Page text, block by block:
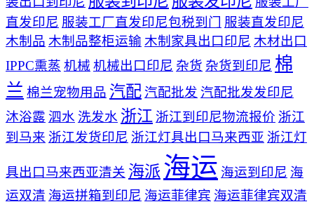
直发印尼 服装工厂直发印尼包税到门 服装直发印尼
木制品 木制品整柜运输 木制家具出口印尼 木材出口
IPPC熏蒸 机械 机械出口印尼 杂货 杂货到印尼 棉
兰 棉兰宠物用品 汽配汽配批发 汽配批发发印尼
沐浴露 泗水 洗发水 浙江 浙江到印尼物流报价 浙江
到马来 浙江发货印尼 浙江灯具出口马来西亚 浙江灯
具出口马来西亚清关 海派 海运 海运到印尼 海
运双清 海运拼箱到印尼 海运菲律宾 海运菲律宾双清